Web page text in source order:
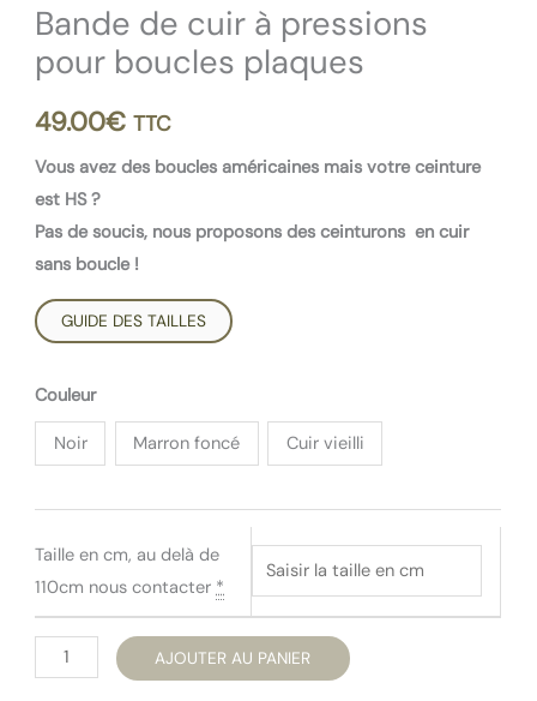
Bande de cuir à pressions
pour boucles plaques
49.00€ TTC
Vous avez des boucles américaines mais votre ceinture
est HS ?
Pas de soucis, nous proposons des ceinturons en cuir
sans boucle !
GUIDE DES TAILLES
Couleur
Noir Marron foncé Cuir vieilli
Taille en cm, au delà de
110cm nous contacter*
quantité
de
AJOUTER AU PANIER